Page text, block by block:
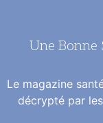
Une Bonne
Le magazine
décrypté par